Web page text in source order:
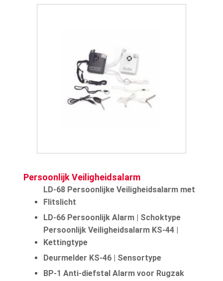
Persoonlijk Veiligheidsalarm
LD-68 Persoonlijke Veiligheidsalarm met
Flitslicht
LD-66 Persoonlijk Alarm | Schoktype
Persoonlijk Veiligheidsalarm KS-44 |
Kettingtype
Deurmelder KS-46 | Sensortype
BP-1 Anti-diefstal Alarm voor Rugzak